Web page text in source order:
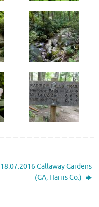
18.07.2016 Callaway Gardens
(GA, Harris Co.)